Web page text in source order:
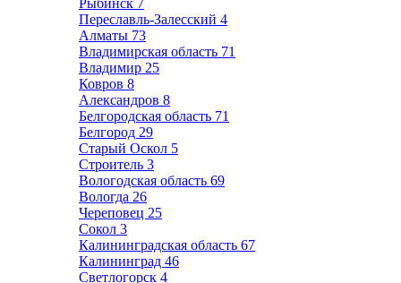
Рыбинск 7
Переславль-Залесский 4
Алматы 73
Владимирская область 71
Владимир 25
Ковров 8
Александров 8
Белгородская область 71
Белгород 29
Старый Оскол 5
Строитель 3
Вологодская область 69
Вологда 26
Череповец 25
Сокол 3
Калининградская область 67
Калининград 46
Светлогорск 4